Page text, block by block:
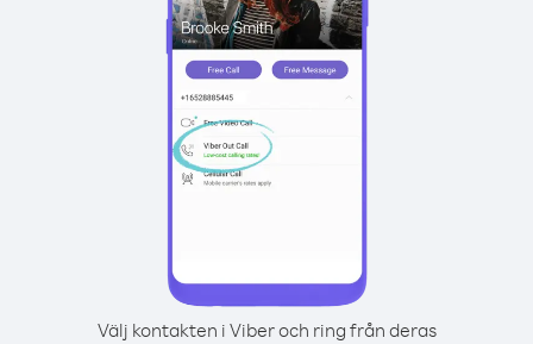
Välj kontakten i Viber och ring från deras